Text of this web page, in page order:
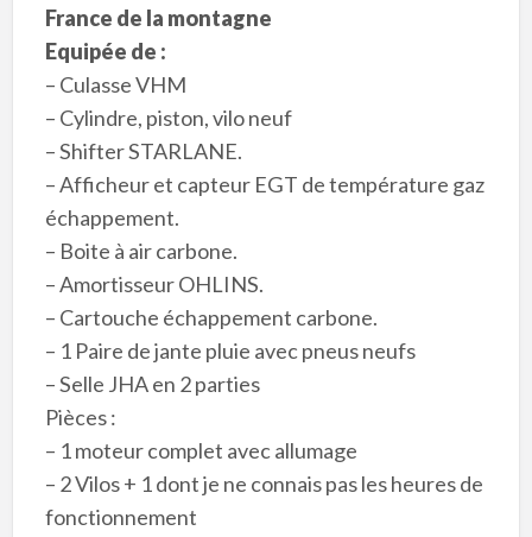
France de la montagne
Equipée de :
– Culasse VHM
– Cylindre, piston, vilo neuf
– Shifter STARLANE.
– Afficheur et capteur EGT de température gaz
échappement.
– Boite à air carbone.
– Amortisseur OHLINS.
– Cartouche échappement carbone.
– 1 Paire de jante pluie avec pneus neufs
– Selle JHA en 2 parties
Pièces :
– 1 moteur complet avec allumage
– 2 Vilos + 1 dont je ne connais pas les heures de
fonctionnement